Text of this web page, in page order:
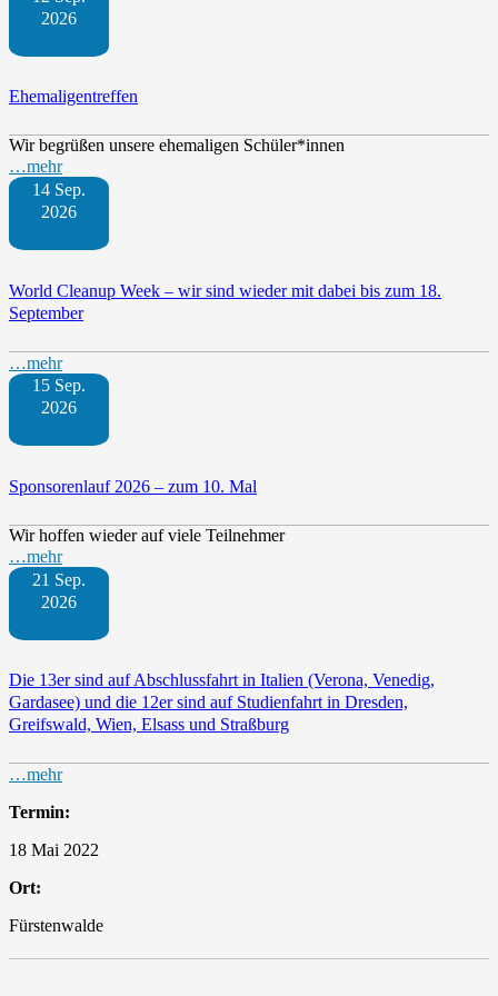
2026
Ehemaligentreffen
Wir begrüßen unsere ehemaligen Schüler*innen
…mehr
14 Sep.
2026
World Cleanup Week – wir sind wieder mit dabei bis zum 18.
September
…mehr
15 Sep.
2026
Sponsorenlauf 2026 – zum 10. Mal
Wir hoffen wieder auf viele Teilnehmer
…mehr
21 Sep.
2026
Die 13er sind auf Abschlussfahrt in Italien (Verona, Venedig,
Gardasee) und die 12er sind auf Studienfahrt in Dresden,
Greifswald, Wien, Elsass und Straßburg
…mehr
Termin:
18 Mai 2022
Ort:
Fürstenwalde